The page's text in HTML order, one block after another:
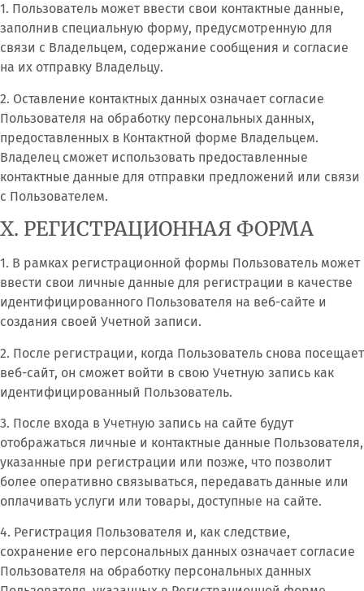
1. Пользователь может ввести свои контактные данные,
заполнив специальную форму, предусмотренную для
связи с Владельцем, содержание сообщения и согласие
на их отправку Владельцу.
2. Оставление контактных данных означает согласие
Пользователя на обработку персональных данных,
предоставленных в Контактной форме Владельцем.
Владелец сможет использовать предоставленные
контактные данные для отправки предложений или связи
с Пользователем.
X. РЕГИСТРАЦИОННАЯ ФОРМА
1. В рамках регистрационной формы Пользователь может
ввести свои личные данные для регистрации в качестве
идентифицированного Пользователя на веб-сайте и
создания своей Учетной записи.
2. После регистрации, когда Пользователь снова посещает
веб-сайт, он сможет войти в свою Учетную запись как
идентифицированный Пользователь.
3. После входа в Учетную запись на сайте будут
отображаться личные и контактные данные Пользователя,
указанные при регистрации или позже, что позволит
более оперативно связываться, передавать данные или
оплачивать услуги или товары, доступные на сайте.
4. Регистрация Пользователя и, как следствие,
сохранение его персональных данных означает согласие
Пользователя на обработку персональных данных